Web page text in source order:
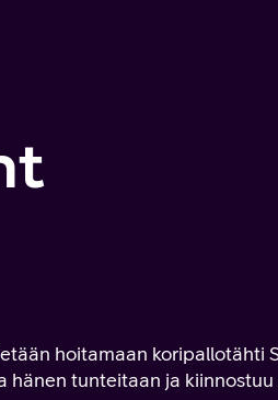
hoitamaan koripallotähti
tunteitaan ja